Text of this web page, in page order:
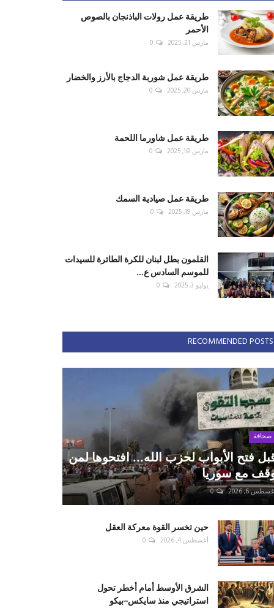
طريقة عمل رولات الباذنجان بالصوص
الأحمر
مارس 21, 2025 0
طريقة عمل شوربة الدجاج بالأرز والخضار
مارس 20, 2025 0
طريقة عمل شاورما اللحمة
مارس 18, 2025 0
طريقة عمل صيادية السمك
مارس 19, 2025 0
القلمون بطل لبنان للكرة الطائرة للسيدات
للموسم السادس ع...
يوليو 3, 2025 0
RECOMMENDED POSTS
صحافة
فتح الأبواب لحزب الله... افتحوها لمن
مع سوريا
6, 2026
0
حين تخسر القوة معركة العقل
أغسطس 4, 2026 0
الشرق الأوسط أمام أخطر تحول
استراتيجي منذ سايكس–بيكو